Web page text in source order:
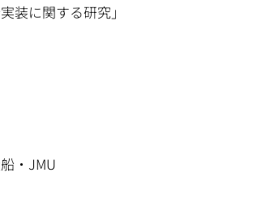
装に関する研究」
・JMU